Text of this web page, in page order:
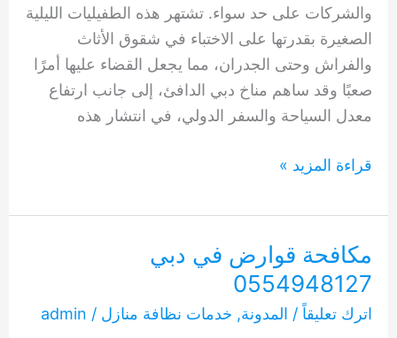
والشركات على حد سواء. تشتهر هذه الطفيليات الليلية
الصغيرة بقدرتها على الاختباء في شقوق الأثاث
والفراش وحتى الجدران، مما يجعل القضاء عليها أمرًا
صعبًا وقد ساهم مناخ دبي الدافئ، إلى جانب ارتفاع
معدل السياحة والسفر الدولي، في انتشار هذه
مكافحة
البق
في
دبي
0554948127
قراءة المزيد »
مكافحة قوارض في دبي
0554948127
اترك تعليقاً / المدونة, خدمات نظافة منازل /
admin